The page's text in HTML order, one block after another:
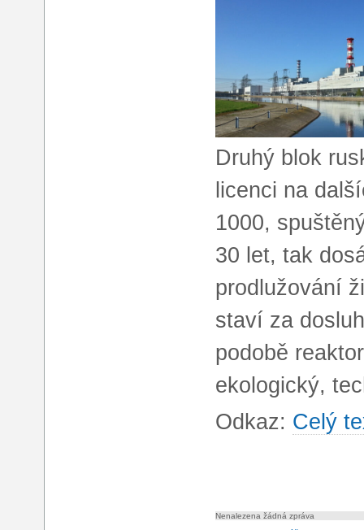
Druhý blok
licenci na
1000,
30 let, tak
prodlužování
staví za
podobě
ekologický,
Odkaz: Celý
Nenalezena žádná zpráva